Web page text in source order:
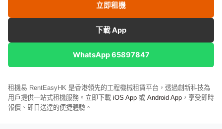
立即租機
下載 App
WhatsApp 65897847
租機易 RentEasyHK 是香港領先的工程機械租賃平台，透過創新科技為
用戶提供一站式租機服務。立即下載 iOS App 或 Android App ，享受即時
報價、即日送達的便捷體驗。